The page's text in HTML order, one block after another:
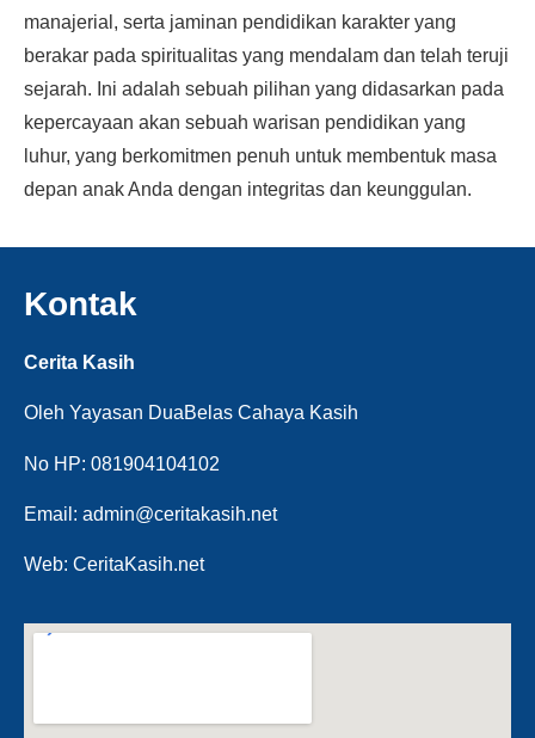
manajerial, serta jaminan pendidikan karakter yang
berakar pada spiritualitas yang mendalam dan telah teruji
sejarah. Ini adalah sebuah pilihan yang didasarkan pada
kepercayaan akan sebuah warisan pendidikan yang
luhur, yang berkomitmen penuh untuk membentuk masa
depan anak Anda dengan integritas dan keunggulan.
Kontak
Cerita Kasih
Oleh Yayasan DuaBelas Cahaya Kasih
No HP: 081904104102
Email: admin@ceritakasih.net
Web: CeritaKasih.net